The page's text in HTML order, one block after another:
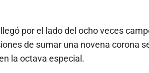
por el lado del ocho veces
de sumar una novena corona
la octava especial.